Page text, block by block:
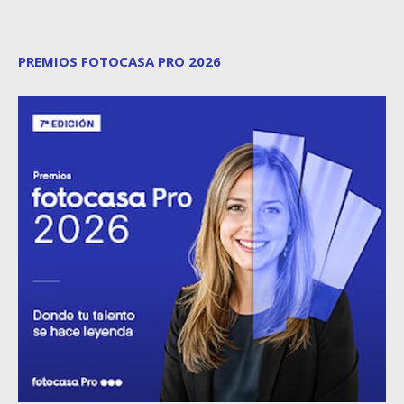
PREMIOS FOTOCASA PRO 2026